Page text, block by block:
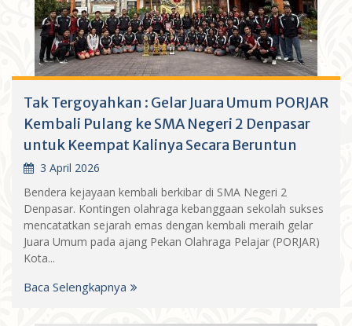
Tak Tergoyahkan : Gelar Juara Umum PORJAR
Kembali Pulang ke SMA Negeri 2 Denpasar
untuk Keempat Kalinya Secara Beruntun
3 April 2026
Bendera kejayaan kembali berkibar di SMA Negeri 2
Denpasar. Kontingen olahraga kebanggaan sekolah sukses
mencatatkan sejarah emas dengan kembali meraih gelar
Juara Umum pada ajang Pekan Olahraga Pelajar (PORJAR)
Kota...
Baca Selengkapnya